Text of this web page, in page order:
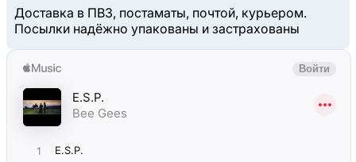
Доставка в ПВЗ, постаматы, почтой, курьером.
Посылки надёжно упакованы и застрахованы